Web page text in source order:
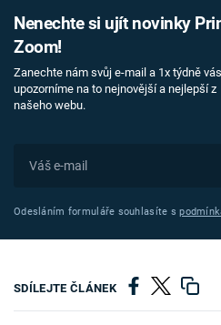
Nenechte si ujít novinky
Zoom!
Zanechte nám svůj e-mail a 1x týdně vás
upozorníme na to nejnovější a nejlepší z
našeho webu.
Odesláním formuláře souhlasíte s
SDÍLEJTE ČLÁNEK